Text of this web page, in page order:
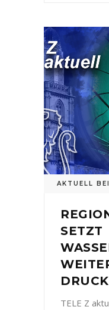
AKTUELL
SETZT
DRUCK
TELE Z